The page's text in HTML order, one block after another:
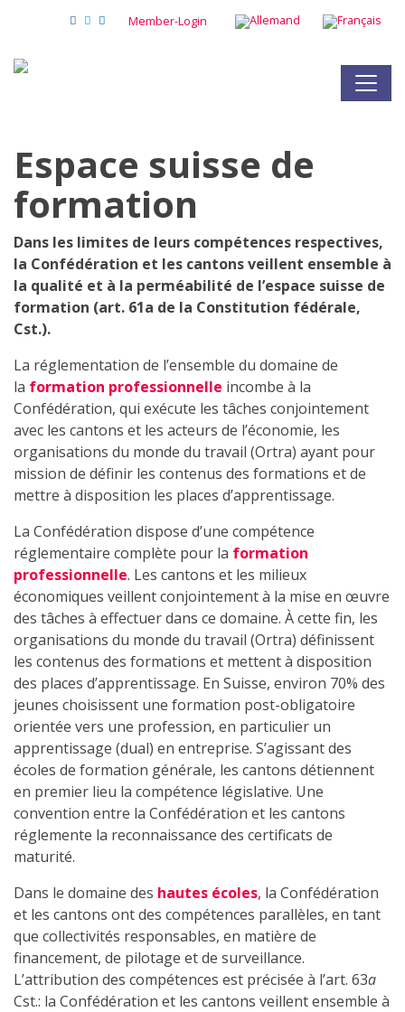
Member-Login
Espace suisse de
formation
Dans les limites de leurs compétences respectives,
la Confédération et les cantons veillent ensemble à
la qualité et à la perméabilité de l’espace suisse de
formation (art. 61a de la Constitution fédérale,
Cst.).
La réglementation de l’ensemble du domaine de
la formation professionnelle incombe à la
Confédération, qui exécute les tâches conjointement
avec les cantons et les acteurs de l’économie, les
organisations du monde du travail (Ortra) ayant pour
mission de définir les contenus des formations et de
mettre à disposition les places d’apprentissage.
La Confédération dispose d’une compétence
réglementaire complète pour la formation
professionnelle. Les cantons et les milieux
économiques veillent conjointement à la mise en œuvre
des tâches à effectuer dans ce domaine. À cette fin, les
organisations du monde du travail (Ortra) définissent
les contenus des formations et mettent à disposition
des places d’apprentissage. En Suisse, environ 70% des
jeunes choisissent une formation post-obligatoire
orientée vers une profession, en particulier un
apprentissage (dual) en entreprise. S’agissant des
écoles de formation générale, les cantons détiennent
en premier lieu la compétence législative. Une
convention entre la Confédération et les cantons
réglemente la reconnaissance des certificats de
maturité.
Dans le domaine des hautes écoles, la Confédération
et les cantons ont des compétences parallèles, en tant
que collectivités responsables, en matière de
financement, de pilotage et de surveillance.
L’attribution des compétences est précisée à l’art. 63a
Cst.: la Confédération et les cantons veillent ensemble à